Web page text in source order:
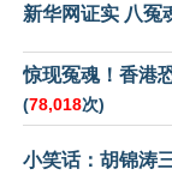
新华网证实 八冤
惊现冤魂！香港
(78,018次)
小笑话：胡锦涛